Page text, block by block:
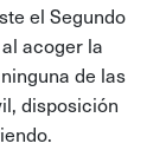
el Segundo
acoger la
de las
disposición